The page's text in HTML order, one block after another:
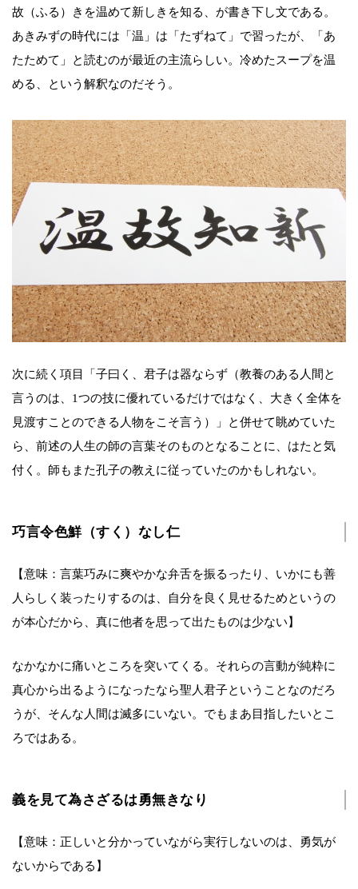
故（ふる）きを温めて新しきを知る、が書き下し文である。
あきみずの時代には「温」は「たずねて」で習ったが、「あ
たためて」と読むのが最近の主流らしい。冷めたスープを温
める、という解釈なのだそう。
次に続く項目「子曰く、君子は器ならず（教養のある人間と
言うのは、1つの技に優れているだけではなく、大きく全体を
見渡すことのできる人物をこそ言う）」と併せて眺めていた
ら、前述の人生の師の言葉そのものとなることに、はたと気
付く。師もまた孔子の教えに従っていたのかもしれない。
巧言令色鮮（すく）なし仁
【意味：言葉巧みに爽やかな弁舌を振るったり、いかにも善
人らしく装ったりするのは、自分を良く見せるためというの
が本心だから、真に他者を思って出たものは少ない】
なかなかに痛いところを突いてくる。それらの言動が純粋に
真心から出るようになったなら聖人君子ということなのだろ
うが、そんな人間は滅多にいない。でもまあ目指したいとこ
ろではある。
義を見て為さざるは勇無きなり
【意味：正しいと分かっていながら実行しないのは、勇気が
ないからである】